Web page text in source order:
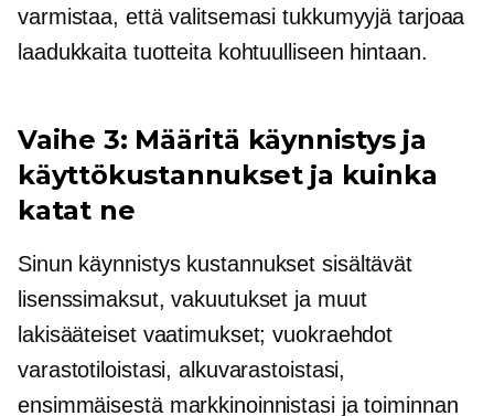
varmistaa, että valitsemasi tukkumyyjä tarjoaa
laadukkaita tuotteita kohtuulliseen hintaan.
Vaihe 3: Määritä käynnistysja
käyttökustannukset ja kuinka
katat ne
Sinun käynnistyskustannukset sisältävät
lisenssimaksut, vakuutukset ja muut
lakisääteiset vaatimukset; vuokraehdot
varastotiloistasi, alkuvarastoistasi,
ensimmäisestä markkinoinnistasi ja toiminnan